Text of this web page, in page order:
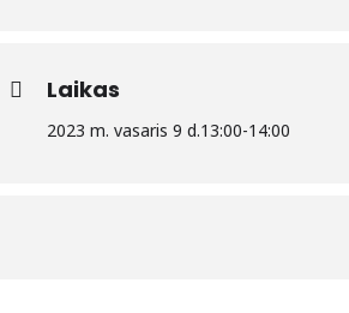
Laikas
2023 m. vasaris 9 d.13:00-14:00